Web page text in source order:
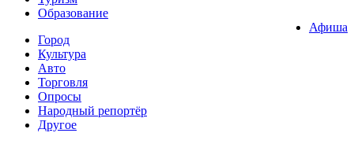
Образование
Афиша
Город
Культура
Авто
Торговля
Опросы
Народный репортёр
Другое